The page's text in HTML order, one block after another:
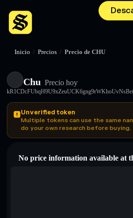
Inicio / Precios / Precio de CHU
Chu Precio hoy
Unverified token
Multiple tokens can use the same
do your own research before buying.
No price information available at